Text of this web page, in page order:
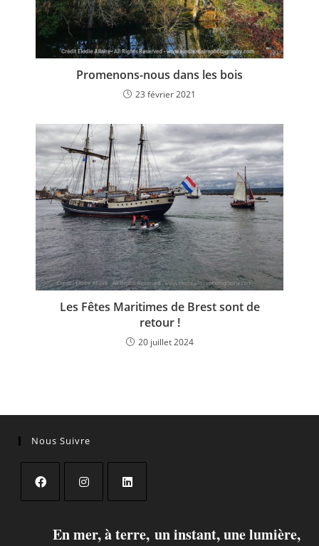
Promenons-nous dans les bois
23 février 2021
Les Fêtes Maritimes de Brest sont de
retour !
20 juillet 2024
Nous Suivre
En mer, à terre, un instant, une lumière,